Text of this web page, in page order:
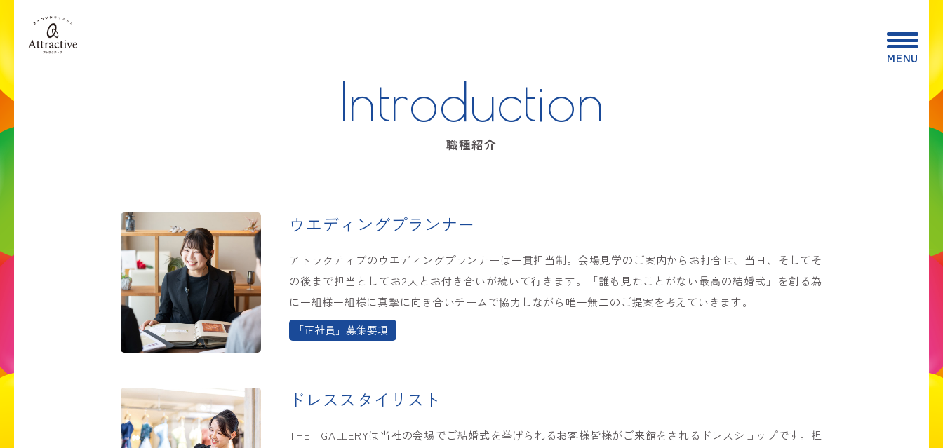
MENU
Introduction
職種紹介
ウエディングプランナー
アトラクティブのウエディングプランナーは一貫担当制。会場見学のご案内からお打合せ、当日、そしてそ
の後まで担当としてお2人とお付き合いが続いて行きます。「誰も見たことがない最高の結婚式」を創る為
に一組様一組様に真摯に向き合いチームで協力しながら唯一無二のご提案を考えていきます。
「正社員」募集要項
ドレススタイリスト
THE GALLERYは当社の会場でご結婚式を挙げられるお客様皆様がご来館をされるドレスショップです。担